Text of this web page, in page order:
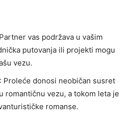
vas podržava u vašim
putovanja ili projekti mogu
vezu.
: Proleće donosi neobičan susret
romantičnu vezu, a tokom leta je
romanse.